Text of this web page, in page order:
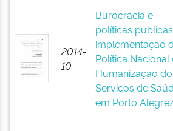
2014-
10
Burocracia e
políticas
implementação
Política Nacional
Humanização
Serviços de
em Porto